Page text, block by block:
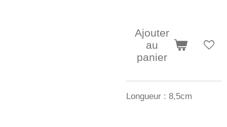
Ajouter
au
panier
Longueur : 8,5cm